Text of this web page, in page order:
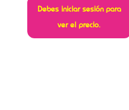
Debes iniciar sesión para
ver el precio.